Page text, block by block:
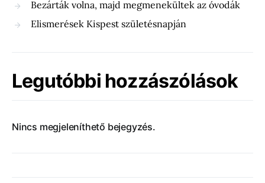
Bezárták volna, majd megmenekültek az óvodák
Elismerések Kispest születésnapján
Legutóbbi hozzászólások
Nincs megjeleníthető bejegyzés.